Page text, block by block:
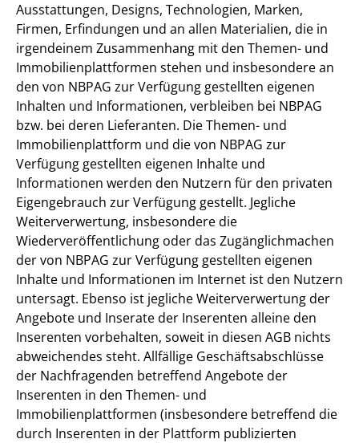
Ausstattungen, Designs, Technologien, Marken,
Firmen, Erfindungen und an allen Materialien, die in
irgendeinem Zusammenhang mit den Themen- und
Immobilienplattformen stehen und insbesondere an
den von NBPAG zur Verfügung gestellten eigenen
Inhalten und Informationen, verbleiben bei NBPAG
bzw. bei deren Lieferanten. Die Themen- und
Immobilienplattform und die von NBPAG zur
Verfügung gestellten eigenen Inhalte und
Informationen werden den Nutzern für den privaten
Eigengebrauch zur Verfügung gestellt. Jegliche
Weiterverwertung, insbesondere die
Wiederveröffentlichung oder das Zugänglichmachen
der von NBPAG zur Verfügung gestellten eigenen
Inhalte und Informationen im Internet ist den Nutzern
untersagt. Ebenso ist jegliche Weiterverwertung der
Angebote und Inserate der Inserenten alleine den
Inserenten vorbehalten, soweit in diesen AGB nichts
abweichendes steht. Allfällige Geschäftsabschlüsse
der Nachfragenden betreffend Angebote der
Inserenten in den Themen- und
Immobilienplattformen (insbesondere betreffend die
durch Inserenten in der Plattform publizierten